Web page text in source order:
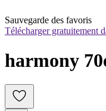
Sauvegarde des favoris
Télécharger gratuitement
harmony